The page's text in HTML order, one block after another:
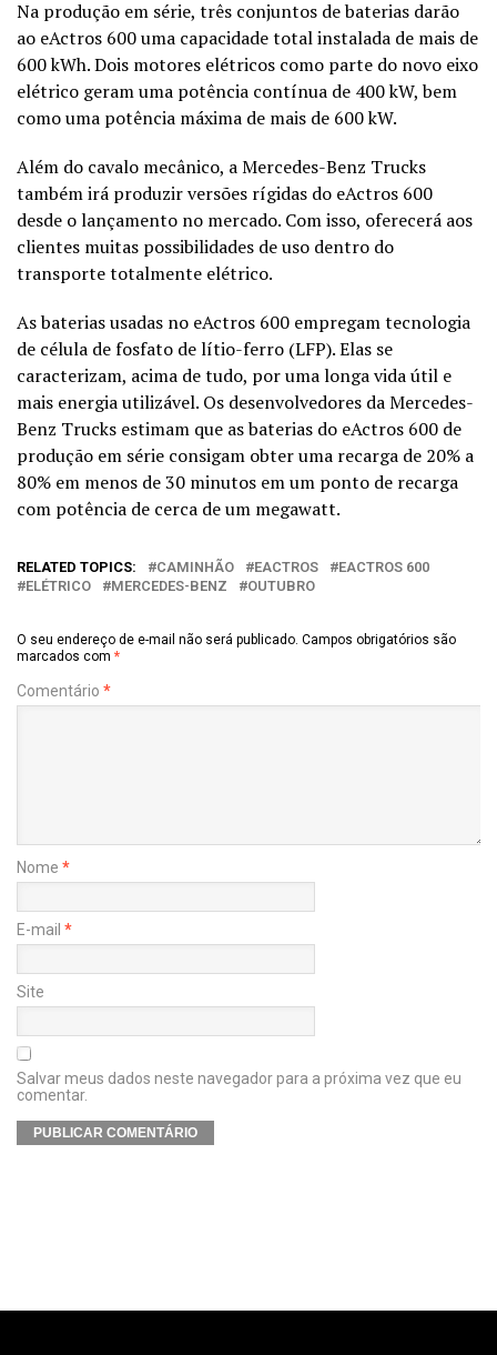
Na produção em série, três conjuntos de baterias darão
ao eActros 600 uma capacidade total instalada de mais de
600 kWh. Dois motores elétricos como parte do novo eixo
elétrico geram uma potência contínua de 400 kW, bem
como uma potência máxima de mais de 600 kW.
Além do cavalo mecânico, a Mercedes-Benz Trucks
também irá produzir versões rígidas do eActros 600
desde o lançamento no mercado. Com isso, oferecerá aos
clientes muitas possibilidades de uso dentro do
transporte totalmente elétrico.
As baterias usadas no eActros 600 empregam tecnologia
de célula de fosfato de lítio-ferro (LFP). Elas se
caracterizam, acima de tudo, por uma longa vida útil e
mais energia utilizável. Os desenvolvedores da Mercedes-
Benz Trucks estimam que as baterias do eActros 600 de
produção em série consigam obter uma recarga de 20% a
80% em menos de 30 minutos em um ponto de recarga
com potência de cerca de um megawatt.
RELATED TOPICS: CAMINHÃO EACTROS
EACTROS 600
ELÉTRICO
MERCEDES-BENZ OUTUBRO
O seu endereço de e-mail não será publicado. Campos obrigatórios são
marcados com *
Comentário *
Nome *
E-mail *
Site
Salvar meus dados neste navegador para a próxima vez que eu
comentar.